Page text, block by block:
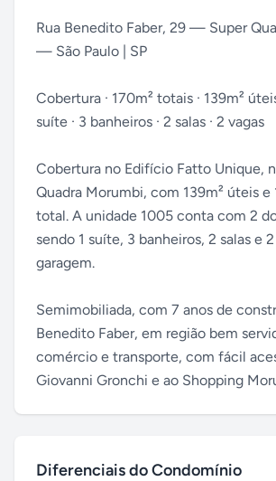
Rua Benedito Faber, 29 — Super
— São Paulo | SP
Cobertura · 170m² totais · 139m²
suíte · 3 banheiros · 2 salas · 2 vagas
Cobertura no Edifício Fatto Unique,
Quadra Morumbi, com 139m² úteis e
total. A unidade 1005 conta com 2
sendo 1 suíte, 3 banheiros, 2 salas e
garagem.
Semimobiliada, com 7 anos de
Benedito Faber, em região bem
comércio e transporte, com fácil
Giovanni Gronchi e ao Shopping
Diferenciais do Condomínio